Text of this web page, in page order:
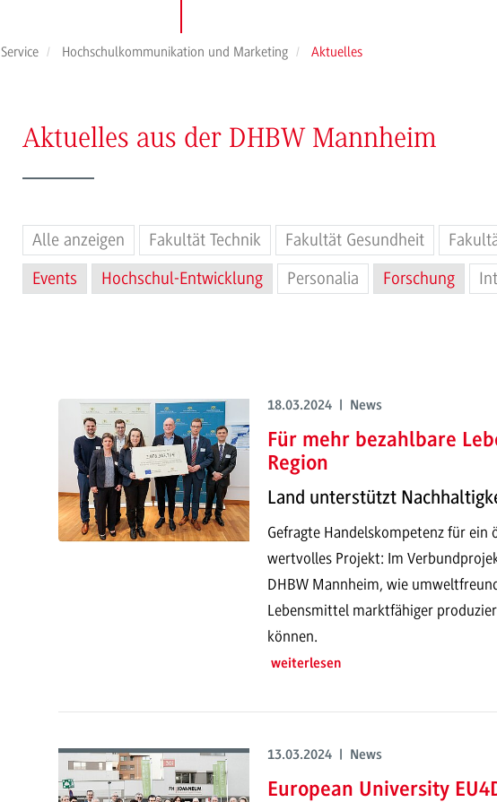
Service Hochschulkommunikation und Marketing Aktuelles
Aktuelles aus der DHBW Mannheim
Alle anzeigen Fakultät Technik Fakultät Gesundheit
Events
Hochschul-Entwicklung Personalia Forschung
18.03.2024 | News
Für mehr bezahlbare
Region
Land unterstützt
Gefragte Handelskompetenz für ein
wertvolles Projekt: Im
DHBW Mannheim, wie
Lebensmittel marktfähiger
können.
weiterlesen
13.03.2024 | News
European University